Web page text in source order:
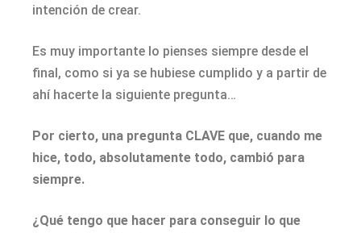
intención de crear.
Es muy importante lo pienses siempre desde el
final, como si ya se hubiese cumplido y a partir de
ahí hacerte la siguiente pregunta…
Por cierto, una pregunta CLAVE que, cuando me
hice, todo, absolutamente todo, cambió para
siempre.
¿Qué tengo que hacer para conseguir lo que